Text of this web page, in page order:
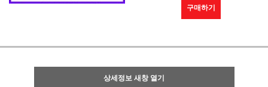
구매하기
상세정보 새창 열기